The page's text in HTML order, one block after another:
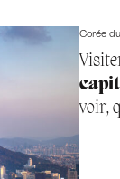
Corée
voir,